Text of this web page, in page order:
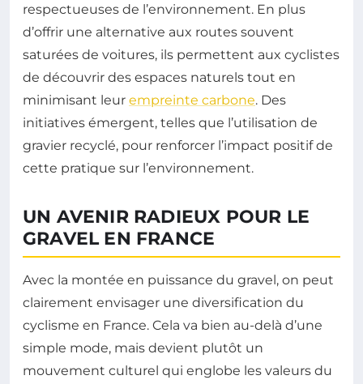
respectueuses de l’environnement. En plus
d’offrir une alternative aux routes souvent
saturées de voitures, ils permettent aux cyclistes
de découvrir des espaces naturels tout en
minimisant leur empreinte carbone. Des
initiatives émergent, telles que l’utilisation de
gravier recyclé, pour renforcer l’impact positif de
cette pratique sur l’environnement.
UN AVENIR RADIEUX POUR LE
GRAVEL EN FRANCE
Avec la montée en puissance du gravel, on peut
clairement envisager une diversification du
cyclisme en France. Cela va bien au-delà d’une
simple mode, mais devient plutôt un
mouvement culturel qui englobe les valeurs du